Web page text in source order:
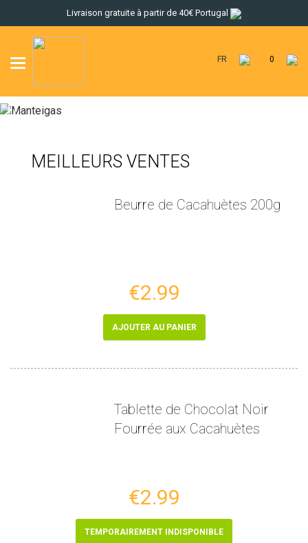
Livraison gratuite à partir de 40€ Portugal
Toggle
FR 0
MEILLEURS VENTES
Beurre de Cacahuètes 200g
€2.99
AJOUTER AU PANIER
Tablette de Chocolat Noir
Fourrée aux Cacahuètes
€2.99
TEMPORAIREMENT INDISPONIBLE